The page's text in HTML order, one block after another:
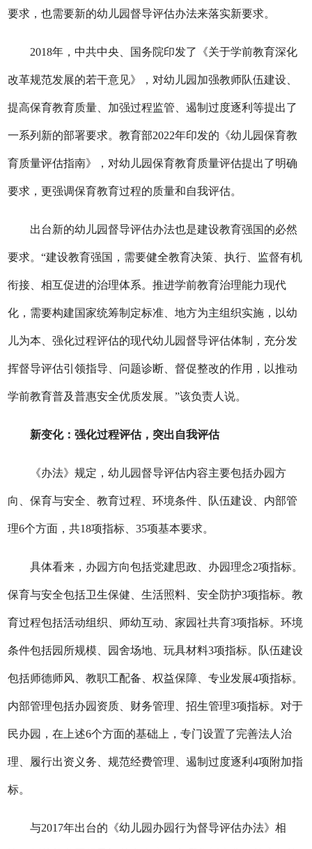
要求，也需要新的幼儿园督导评估办法来落实新要求。
2018年，中共中央、国务院印发了《关于学前教育深化
改革规范发展的若干意见》，对幼儿园加强教师队伍建设、
提高保育教育质量、加强过程监管、遏制过度逐利等提出了
一系列新的部署要求。教育部2022年印发的《幼儿园保育教
育质量评估指南》，对幼儿园保育教育质量评估提出了明确
要求，更强调保育教育过程的质量和自我评估。
出台新的幼儿园督导评估办法也是建设教育强国的必然
要求。“建设教育强国，需要健全教育决策、执行、监督有机
衔接、相互促进的治理体系。推进学前教育治理能力现代
化，需要构建国家统筹制定标准、地方为主组织实施，以幼
儿为本、强化过程评估的现代幼儿园督导评估体制，充分发
挥督导评估引领指导、问题诊断、督促整改的作用，以推动
学前教育普及普惠安全优质发展。”该负责人说。
新变化：强化过程评估，突出自我评估
《办法》规定，幼儿园督导评估内容主要包括办园方
向、保育与安全、教育过程、环境条件、队伍建设、内部管
理6个方面，共18项指标、35项基本要求。
具体看来，办园方向包括党建思政、办园理念2项指标。
保育与安全包括卫生保健、生活照料、安全防护3项指标。教
育过程包括活动组织、师幼互动、家园社共育3项指标。环境
条件包括园所规模、园舍场地、玩具材料3项指标。队伍建设
包括师德师风、教职工配备、权益保障、专业发展4项指标。
内部管理包括办园资质、财务管理、招生管理3项指标。对于
民办园，在上述6个方面的基础上，专门设置了完善法人治
理、履行出资义务、规范经费管理、遏制过度逐利4项附加指
标。
与2017年出台的《幼儿园办园行为督导评估办法》相